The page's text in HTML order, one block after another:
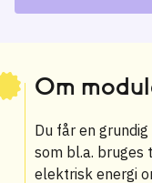
Om
Du får en
som bl.a. bruges
elektrisk energi